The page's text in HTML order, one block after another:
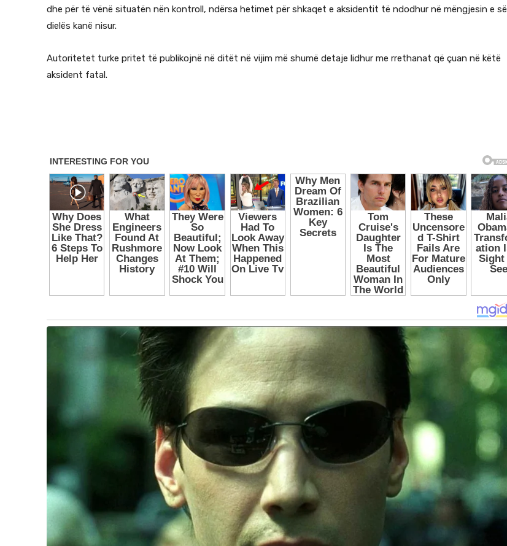
dhe për të vënë situatën nën kontroll, ndërsa hetimet për shkaqet e aksidentit të ndodhur në mëngjesin e së
dielës kanë nisur.
Autoritetet turke pritet të publikojnë në ditët në vijim më shumë detaje lidhur me rrethanat që çuan në këtë
aksident fatal.